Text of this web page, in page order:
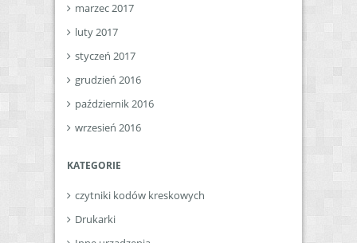
marzec 2017
luty 2017
styczeń 2017
grudzień 2016
październik 2016
wrzesień 2016
KATEGORIE
czytniki kodów kreskowych
Drukarki